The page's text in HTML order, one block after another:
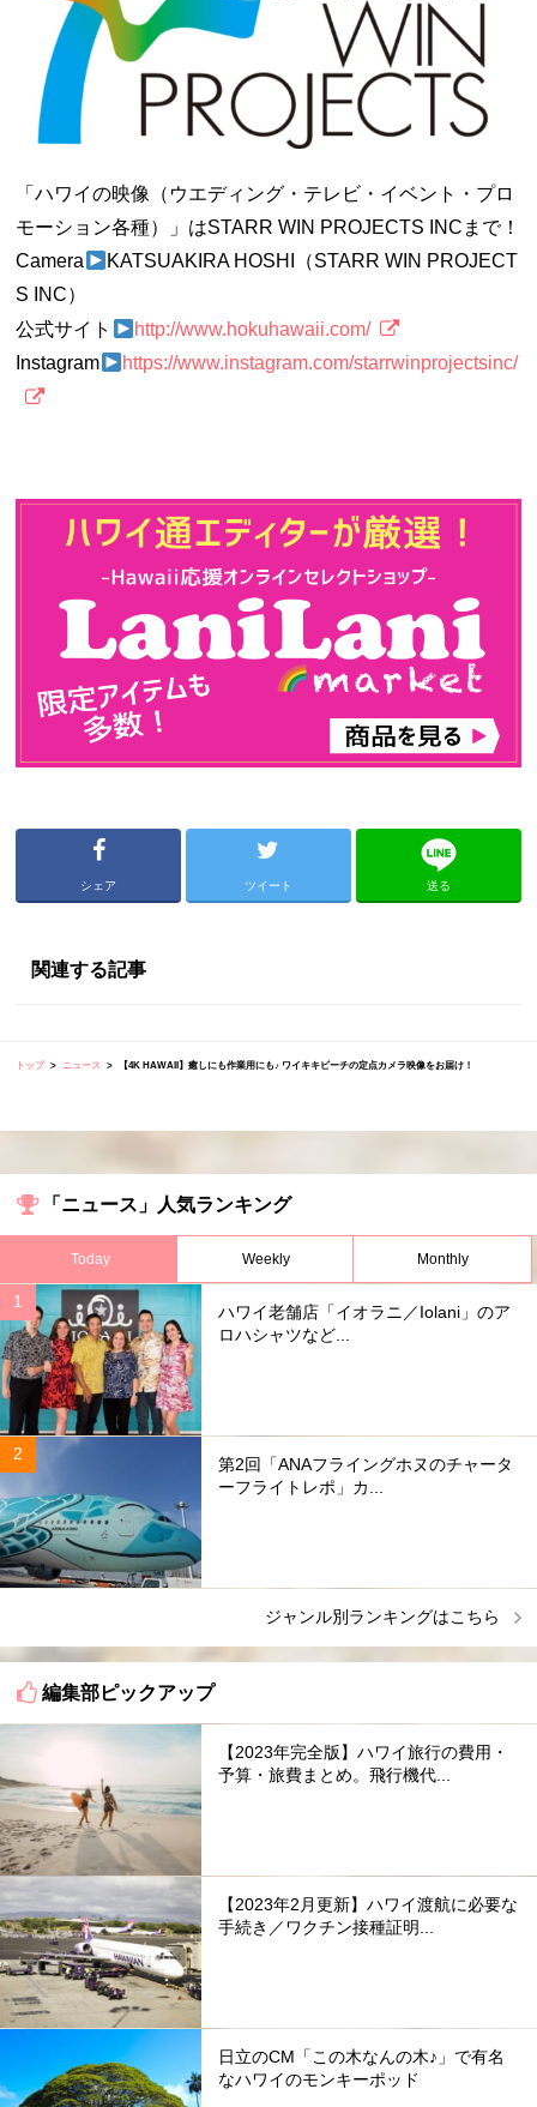
「ハワイの映像（ウエディング・テレビ・イベント・プロ
モーション各種）」はSTARR WIN PROJECTS INCまで！
Camera
KATSUAKIRA HOSHI（STARR WIN PROJECT
S INC）
公式サイト
http://www.hokuhawaii.com/
Instagram
https://www.instagram.com/starrwinprojectsinc/
シェア ツイート 送る
関連する記事
トップ ニュース 【4K HAWAII】癒しにも作業用にも♪ ワイキキビーチの定点カメラ映像をお届け！
「ニュース」人気ランキング
Today Weekly Monthly
ハワイ老舗店「イオラニ／Iolani」のア
ロハシャツなど...
第2回「ANAフライングホヌのチャータ
ーフライトレポ」カ...
ジャンル別ランキングはこちら
編集部ピックアップ
【2023年完全版】ハワイ旅行の費用・
予算・旅費まとめ。飛行機代...
【2023年2月更新】ハワイ渡航に必要な
手続き／ワクチン接種証明...
日立のCM「この木なんの木♪」で有名
なハワイのモンキーポッド